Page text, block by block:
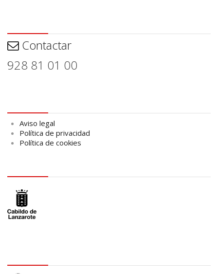
Contactar
928 81 01 00
Aviso legal
Política de privacidad
Política de cookies